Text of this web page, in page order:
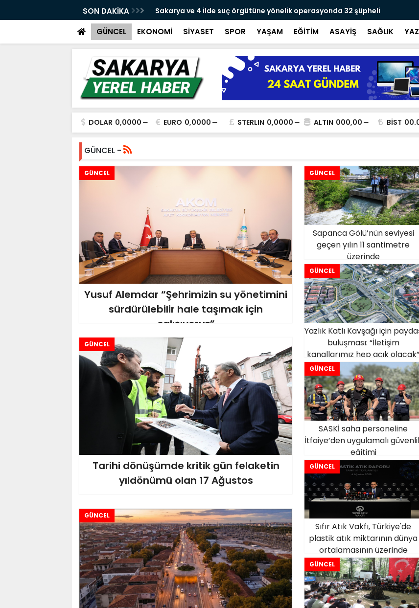
SON DAKİKA
Sakarya ve 4 ilde suç örgütüne yönelik operasyonda 32 şüpheli
yakalandı
için
GÜNCEL EKONOMİ SİYASET SPOR YAŞAM EĞİTİM ASAYİŞ SAĞLIK
DOLAR 0,0000 EURO 0,0000 STERLIN 0,0000 ALTIN 000,00 BİST
GÜNCEL -
GÜNCEL
Yusuf Alemdar “Şehrimizin su yönetimini
sürdürülebilir hale taşımak için
çalışıyoruz”
GÜNCEL
Sapanca Gölü’nün seviyesi
geçen yılın 11 santimetre
üzerinde
GÜNCEL
Yazlık Katlı Kavşağı için
buluşması: “İletişim
kanallarımız hep açık olacak”
GÜNCEL
Tarihi dönüşümde kritik gün felaketin
yıldönümü olan 17 Ağustos
GÜNCEL
SASKİ saha personeline
İtfaiye’den uygulamalı
eğitimi
GÜNCEL
Sıfır Atık Vakfı, Türkiye'de
plastik atık miktarının dünya
ortalamasının üzerinde
olduğunu açıkladı
GÜNCEL
GÜNCEL